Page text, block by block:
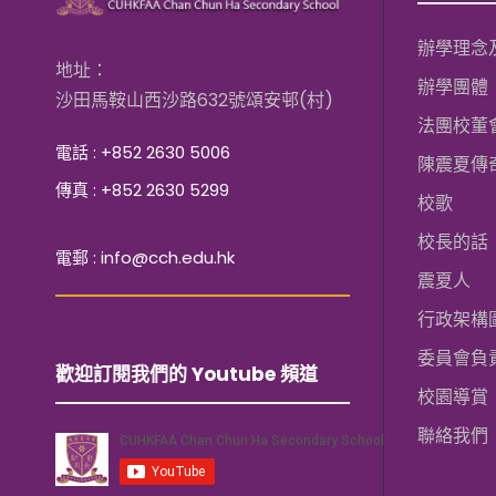
地址：
沙田馬鞍山西沙路632號頌安邨(村)
電話 : +852 2630 5006
傳真 : +852 2630 5299
電郵 : info@cch.edu.hk
歡迎訂閱我們的 Youtube 頻道
辦學理念
辦學團體
法團校董
陳震夏傳
校歌
校長的話
震夏人
行政架構
委員會負
校園導賞
聯絡我們